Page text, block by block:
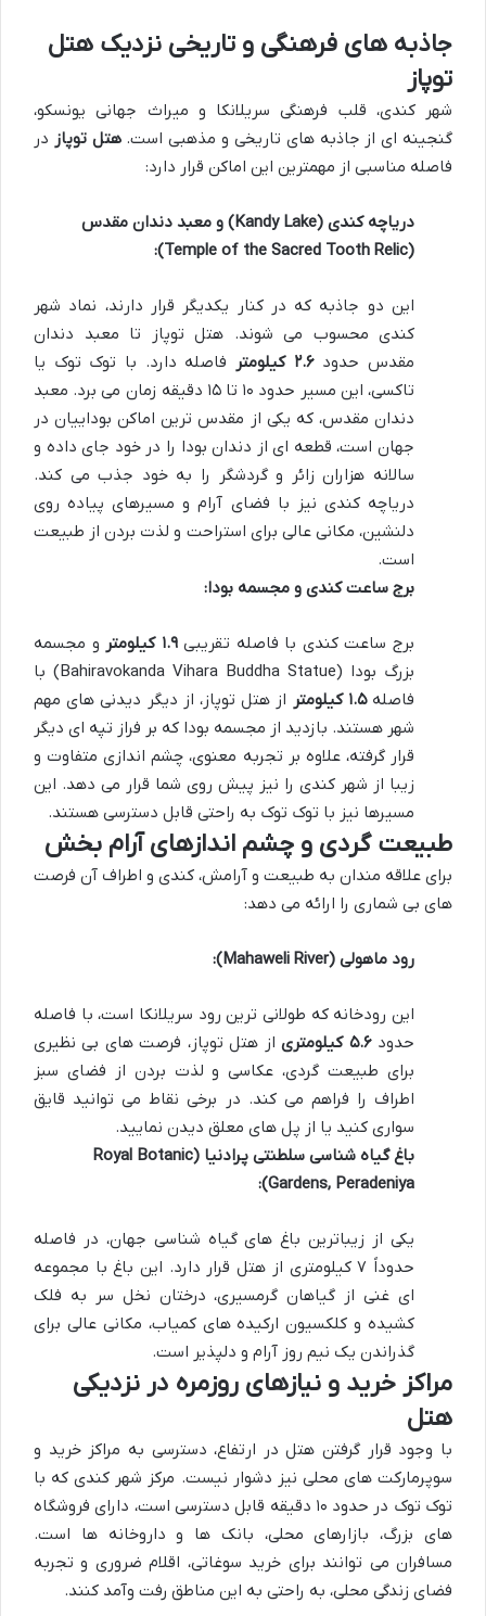
جاذبه های فرهنگی و تاریخی نزدیک هتل
توپاز
شهر کندی، قلب فرهنگی سریلانکا و میراث جهانی یونسکو،
گنجینه ای از جاذبه های تاریخی و مذهبی است.هتل توپاز در
فاصله مناسبی از مهمترین این اماکن قرار دارد:
دریاچه کندی (Kandy Lake) و معبد دندان مقدس
(Temple of the Sacred Tooth Relic):
این دو جاذبه که در کنار یکدیگر قرار دارند، نماد شهر
کندی محسوب می شوند. هتل توپاز تا معبد دندان
مقدس حدود۲.۶ کیلومتر
فاصله دارد. با توک توک یا
تاکسی، این مسیر حدود ۱۰ تا ۱۵ دقیقه زمان می برد. معبد
دندان مقدس، که یکی از مقدس ترین اماکن بوداییان در
جهان است، قطعه ای از دندان بودا را در خود جای داده و
سالانه هزاران زائر و گردشگر را به خود جذب می کند.
دریاچه کندی نیز با فضای آرام و مسیرهای پیاده روی
دلنشین، مکانی عالی برای استراحت و لذت بردن از طبیعت
است.
برج ساعت کندی و مجسمه بودا:
برج ساعت کندی با فاصله تقریبی۱.۹ کیلومتر
و مجسمه
بزرگ بودا (Bahiravokanda Vihara Buddha Statue) با
فاصله۱.۵ کیلومتر
از هتل توپاز، از دیگر دیدنی های مهم
شهر هستند. بازدید از مجسمه بودا که بر فراز تپه ای دیگر
قرار گرفته، علاوه بر تجربه معنوی، چشم اندازی متفاوت و
زیبا از شهر کندی را نیز پیش روی شما قرار می دهد. این
مسیرها نیز با توک توک به راحتی قابل دسترسی هستند.
طبیعت گردی و چشم اندازهای آرام بخش
برای علاقه مندان به طبیعت و آرامش، کندی و اطراف آن فرصت
های بی شماری را ارائه می دهد:
رود ماهولی (Mahaweli River):
این رودخانه که طولانی ترین رود سریلانکا است، با فاصله
حدود۵.۶ کیلومتری
از هتل توپاز، فرصت های بی نظیری
برای طبیعت گردی، عکاسی و لذت بردن از فضای سبز
اطراف را فراهم می کند. در برخی نقاط می توانید قایق
سواری کنید یا از پل های معلق دیدن نمایید.
باغ گیاه شناسی سلطنتی پرادنیا (Royal Botanic
Gardens, Peradeniya):
یکی از زیباترین باغ های گیاه شناسی جهان، در فاصله
حدوداً ۷ کیلومتری از هتل قرار دارد. این باغ با مجموعه
ای غنی از گیاهان گرمسیری، درختان نخل سر به فلک
کشیده و کلکسیون ارکیده های کمیاب، مکانی عالی برای
گذراندن یک نیم روز آرام و دلپذیر است.
مراکز خرید و نیازهای روزمره در نزدیکی
هتل
با وجود قرار گرفتن هتل در ارتفاع، دسترسی به مراکز خرید و
سوپرمارکت های محلی نیز دشوار نیست. مرکز شهر کندی که با
توک توک در حدود ۱۰ دقیقه قابل دسترسی است، دارای فروشگاه
های بزرگ، بازارهای محلی، بانک ها و داروخانه ها است.
مسافران می توانند برای خرید سوغاتی، اقلام ضروری و تجربه
فضای زندگی محلی، به راحتی به این مناطق رفت وآمد کنند.